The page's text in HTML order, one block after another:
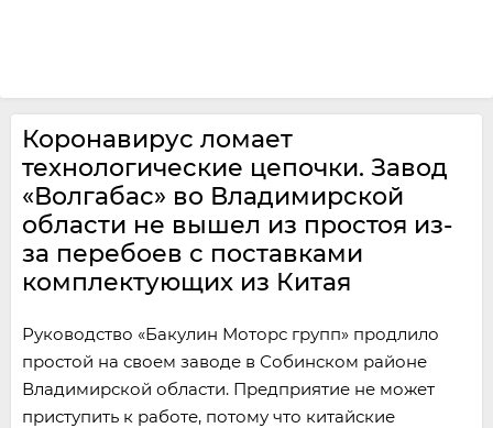
Коронавирус ломает
технологические цепочки. Завод
«Волгабас» во Владимирской
области не вышел из простоя из-
за перебоев с поставками
комплектующих из Китая
Руководство «Бакулин Моторс групп» продлило
простой на своем заводе в Собинском районе
Владимирской области. Предприятие не может
приступить к работе, потому что китайские